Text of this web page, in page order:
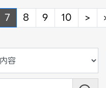
7 8 9 10 >